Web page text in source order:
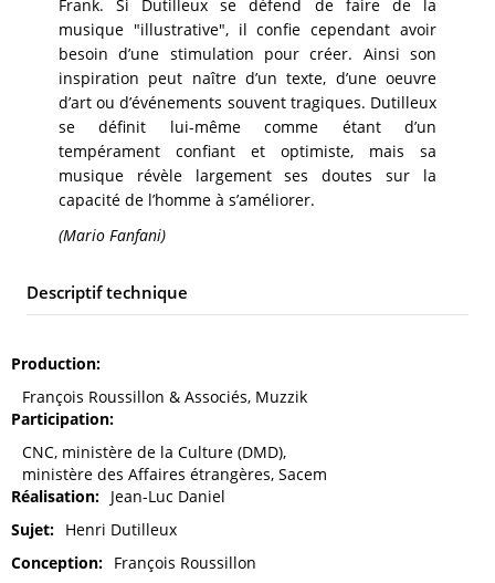
Frank. Si Dutilleux se défend de faire de la
musique "illustrative", il confie cependant avoir
besoin d’une stimulation pour créer. Ainsi son
inspiration peut naître d’un texte, d’une oeuvre
d’art ou d’événements souvent tragiques. Dutilleux
se définit lui-même comme étant d’un
tempérament confiant et optimiste, mais sa
musique révèle largement ses doutes sur la
capacité de l’homme à s’améliorer.
(Mario Fanfani)
Descriptif technique
Production
François Roussillon & Associés, Muzzik
Participation
CNC, ministère de la Culture (DMD),
ministère des Affaires étrangères, Sacem
Réalisation
Jean-Luc Daniel
Sujet
Henri Dutilleux
Conception
François Roussillon